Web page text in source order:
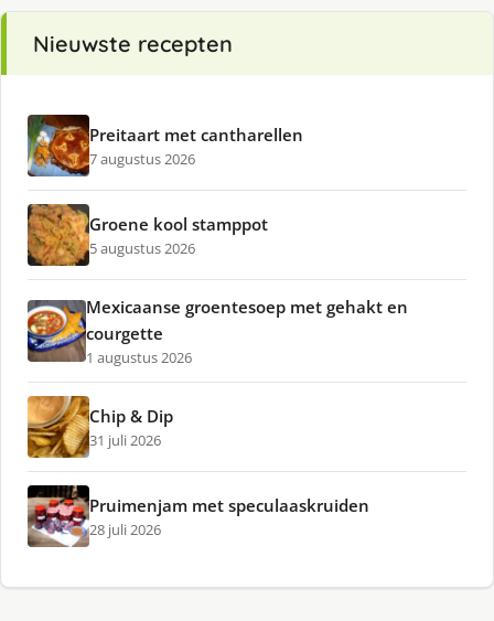
Nieuwste recepten
Preitaart met cantharellen
7 augustus 2026
Groene kool stamppot
5 augustus 2026
Mexicaanse groentesoep met gehakt en
courgette
1 augustus 2026
Chip & Dip
31 juli 2026
Pruimenjam met speculaaskruiden
28 juli 2026